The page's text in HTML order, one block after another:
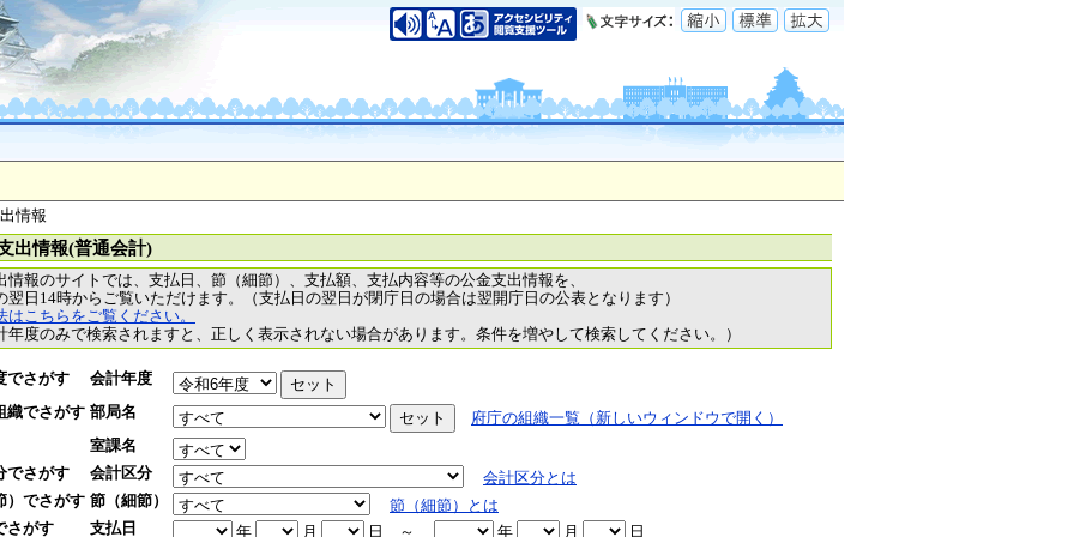
情報
出情報(普通会計)
情報のサイトでは、支払日、節（細節）、支払額、支払内容等の公金支出情報を、
翌日14時からご覧いただけます。（支払日の翌日が閉庁日の場合は翌開庁日の公表となります）
はこちらをご覧ください。
度のみで検索されますと、正しく表示されない場合があります。条件を増やして検索してください。）
でさがす
会計年度
織でさがす 部局名
府庁の組織一覧（新しいウィンドウで開く）
室課名
でさがす
会計区分
会計区分とは
）でさがす 節（細節）
節（細節）とは
さがす
支払日 年 月 日 ～ 年 月 日